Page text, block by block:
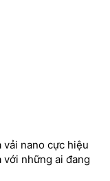
vải nano cực hiệu
những ai đang